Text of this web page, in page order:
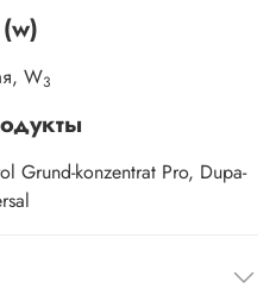
W3
Grund-konzentrat Pro, Dupa-